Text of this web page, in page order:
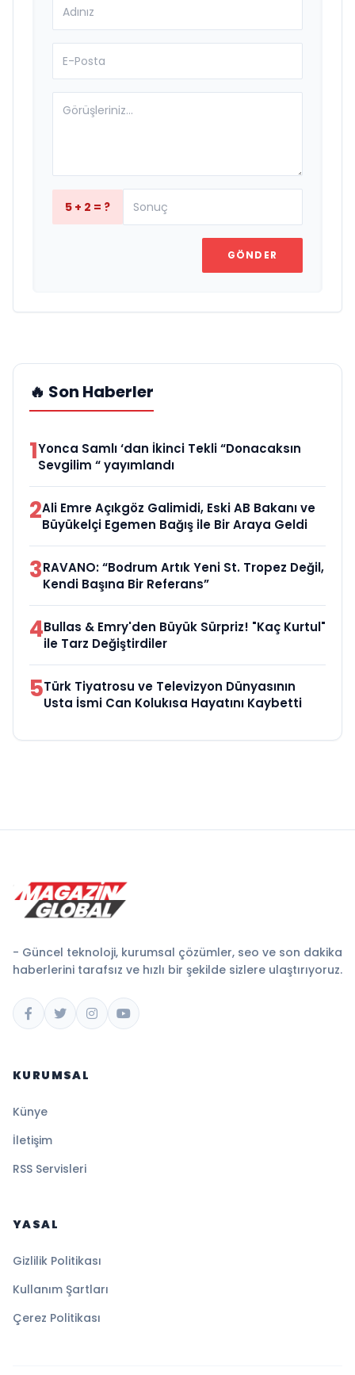
5 + 2 = ?
GÖNDER
🔥 Son Haberler
1Yonca Samlı ‘dan İkinci Tekli “Donacaksın
Sevgilim “ yayımlandı
2Ali Emre Açıkgöz Galimidi, Eski AB Bakanı ve
Büyükelçi Egemen Bağış ile Bir Araya Geldi
3RAVANO: “Bodrum Artık Yeni St. Tropez Değil,
Kendi Başına Bir Referans”
4Bullas & Emry'den Büyük Sürpriz! "Kaç Kurtul"
ile Tarz Değiştirdiler
5Türk Tiyatrosu ve Televizyon Dünyasının
Usta İsmi Can Kolukısa Hayatını Kaybetti
- Güncel teknoloji, kurumsal çözümler, seo ve son dakika
haberlerini tarafsız ve hızlı bir şekilde sizlere ulaştırıyoruz.
KURUMSAL
Künye
İletişim
RSS Servisleri
YASAL
Gizlilik Politikası
Kullanım Şartları
Çerez Politikası